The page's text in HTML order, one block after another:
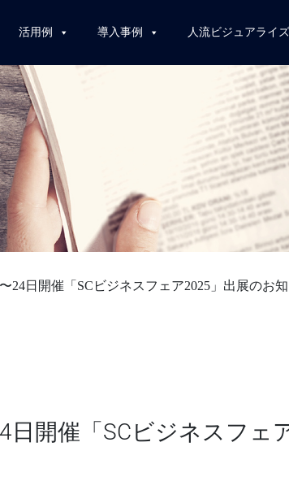
活用例 導入事例 人流ビジュアライズ
24日開催「SCビジネスフェア2025」出展のお
日開催「SCビジネスフェ